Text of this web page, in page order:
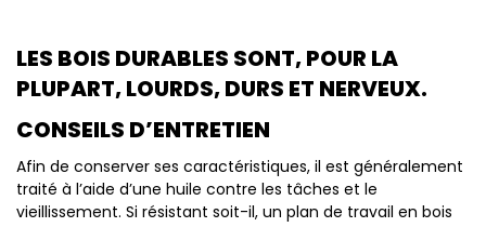
LES BOIS DURABLES SONT, POUR LA
PLUPART, LOURDS, DURS ET NERVEUX.
CONSEILS D’ENTRETIEN
Afin de conserver ses caractéristiques, il est généralement
traité à l’aide d’une huile contre les tâches et le
vieillissement. Si résistant soit-il, un plan de travail en bois